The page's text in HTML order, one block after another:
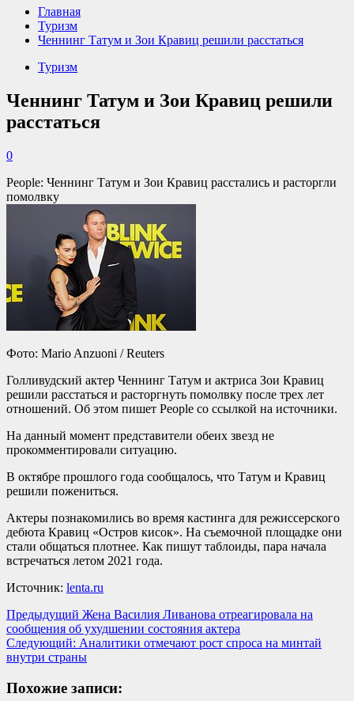
Главная
Туризм
Ченнинг Татум и Зои Кравиц решили расстаться
Туризм
Ченнинг Татум и Зои Кравиц решили
расстаться
0
People: Ченнинг Татум и Зои Кравиц расстались и расторгли
помолвку
Фото: Mario Anzuoni / Reuters
Голливудский актер Ченнинг Татум и актриса Зои Кравиц
решили расстаться и расторгнуть помолвку после трех лет
отношений. Об этом пишет People со ссылкой на источники.
На данный момент представители обеих звезд не
прокомментировали ситуацию.
В октябре прошлого года сообщалось, что Татум и Кравиц
решили пожениться.
Актеры познакомились во время кастинга для режиссерского
дебюта Кравиц «Остров кисок». На съемочной площадке они
стали общаться плотнее. Как пишут таблоиды, пара начала
встречаться летом 2021 года.
Источник: lenta.ru
Навигация
записи
Предыдущий Жена Василия Ливанова отреагировала на
сообщения об ухудшении состояния актера
Следующий: Аналитики отмечают рост спроса на минтай
внутри страны
Похожие записи: